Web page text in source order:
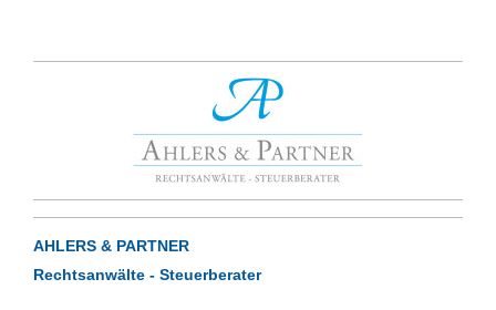
AHLERS & PARTNER
Rechtsanwälte - Steuerberater